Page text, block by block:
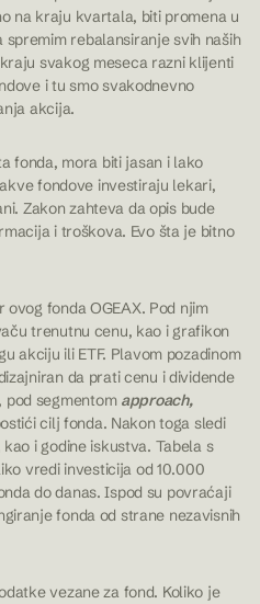
na kraju kvartala, biti promena u
rebalansiranje svih naših
svakog meseca razni klijenti
i tu smo svakodnevno
akcija.
fonda, mora biti jasan i lako
fondove investiraju lekari,
Zakon zahteva da opis bude
i troškova. Evo šta je bitno
fonda OGEAX. Pod njim
trenutnu cenu, kao i grafikon
akciju ili ETF. Plavom pozadinom
da prati cenu i dividende
pod segmentom approach,
cilj fonda. Nakon toga sledi
i godine iskustva. Tabela s
vredi investicija od 10.000
do danas. Ispod su povraćaji
fonda od strane nezavisnih
vezane za fond. Koliko je